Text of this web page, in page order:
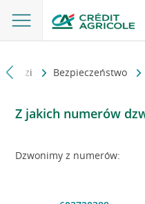
Bezpieczeństwo
Z jakich numerów
Dzwonimy z numerów: